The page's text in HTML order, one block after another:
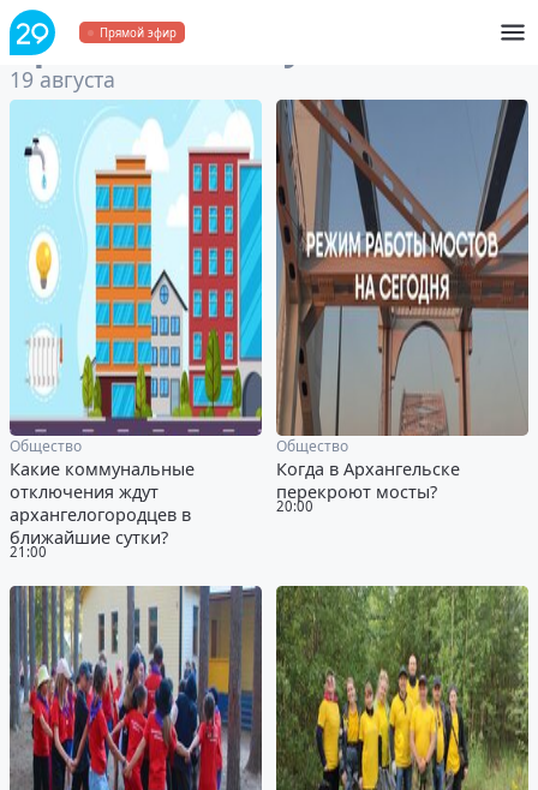
Прямой эфир
Архивза 19 августа 2024
19 августа
21:00
Общество
Какие коммунальные
отключения ждут
архангелогородцев в
ближайшие сутки?
20:00
Общество
Когда в Архангельске
перекроют мосты?